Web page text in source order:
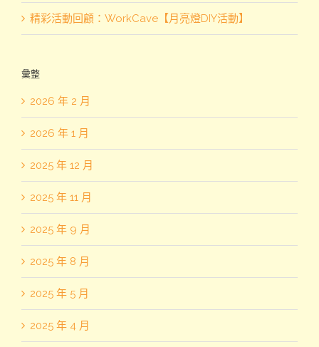
精彩活動回顧：WorkCave【月亮燈DIY活動】
彙整
2026 年 2 月
2026 年 1 月
2025 年 12 月
2025 年 11 月
2025 年 9 月
2025 年 8 月
2025 年 5 月
2025 年 4 月